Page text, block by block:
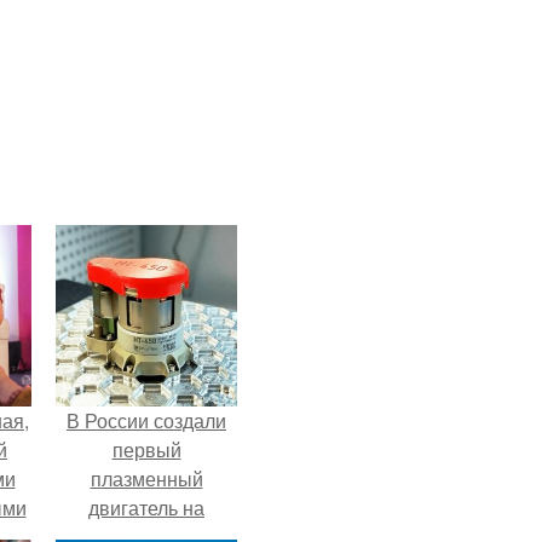
В России создали
первый
плазменный
двигатель на